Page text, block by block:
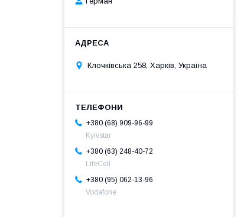
Клочкiвська 258, Харків, Україна
+380 (68) 909-96-99
Kyivstar
+380 (63) 248-40-72
LifeCell
+380 (95) 062-13-96
Vodafone